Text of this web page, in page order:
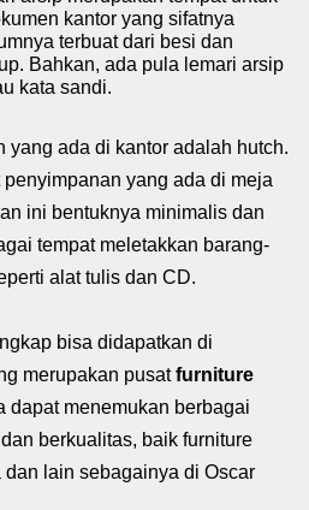
kantor yang sifatnya
terbuat dari besi dan
Bahkan, ada pula lemari arsip
kata sandi.
yang ada di kantor adalah hutch.
yang ada di meja
ini bentuknya minimalis dan
tempat meletakkan barang-
alat tulis dan CD.
bisa didapatkan di
merupakan pusatfurniture
dapat menemukan berbagai
berkualitas, baik furniture
dan lain sebagainya di Oscar